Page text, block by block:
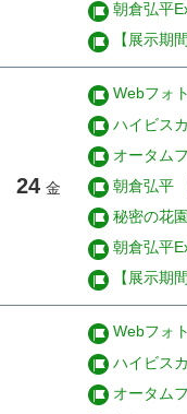
朝倉弘平
【展示期
24 金
Webフォ
ハイビス
オータム
朝倉弘平
秘密の花
朝倉弘平
【展示期
Webフォ
ハイビス
オータム